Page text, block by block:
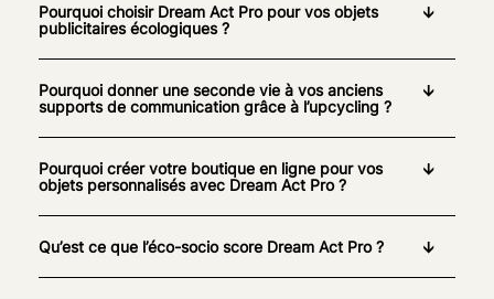
Pourquoi choisir Dream Act Pro pour vos objets
publicitaires écologiques ?
Pourquoi donner une seconde vie à vos anciens
supports de communication grâce à l’upcycling ?
Pourquoi créer votre boutique en ligne pour vos
objets personnalisés avec Dream Act Pro ?
Qu’est ce que l’éco-socio score Dream Act Pro ?